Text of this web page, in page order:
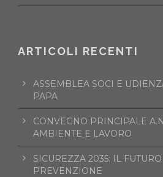
ARTICOLI RECENTI
ASSEMBLEA SOCI E
PAPA
CONVEGNO PRINCIPALE
AMBIENTE E LAVORO
SICUREZZA 2035: IL
PREVENZIONE